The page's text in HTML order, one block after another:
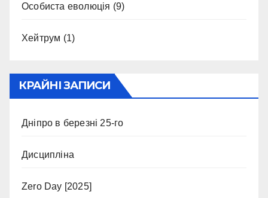
Особиста еволюція (9)
Хейтрум (1)
КРАЙНІ ЗАПИСИ
Дніпро в березні 25-го
Дисципліна
Zero Day [2025]